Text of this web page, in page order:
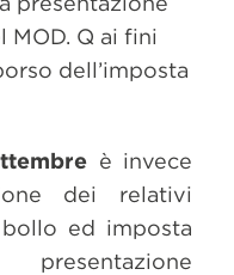
MOD. Q ai fini
dell’imposta
è invece
dei relativi
ed imposta